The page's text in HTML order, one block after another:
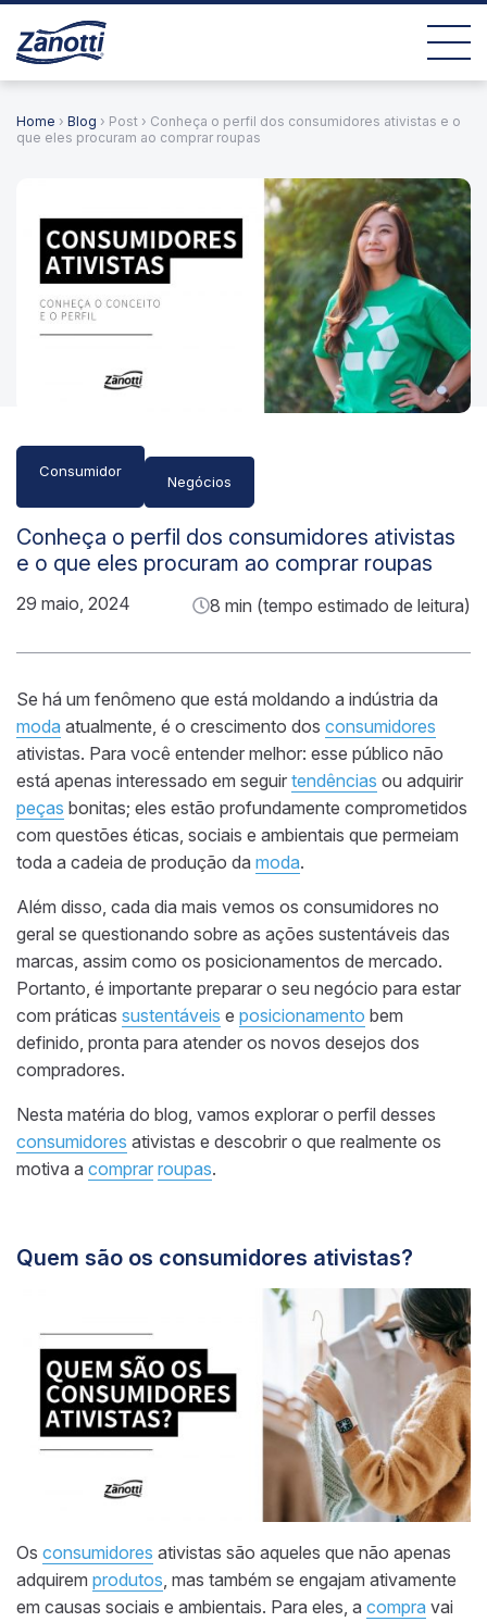
Home › Blog › Post › Conheça o perfil dos consumidores ativistas e o
que eles procuram ao comprar roupas
Consumidor
Negócios
Conheça o perfil dos consumidores ativistas
e o que eles procuram ao comprar roupas
29 maio, 2024 8 min (tempo estimado de leitura)
Se há um fenômeno que está moldando a indústria da
moda atualmente, é o crescimento dos consumidores
ativistas. Para você entender melhor: esse público não
está apenas interessado em seguir tendências ou adquirir
peças bonitas; eles estão profundamente comprometidos
com questões éticas, sociais e ambientais que permeiam
toda a cadeia de produção da moda.
Além disso, cada dia mais vemos os consumidores no
geral se questionando sobre as ações sustentáveis das
marcas, assim como os posicionamentos de mercado.
Portanto, é importante preparar o seu negócio para estar
com práticas sustentáveis e posicionamento bem
definido, pronta para atender os novos desejos dos
compradores.
Nesta matéria do blog, vamos explorar o perfil desses
consumidores ativistas e descobrir o que realmente os
motiva a comprar roupas.
Quem são os consumidores ativistas?
Os consumidores ativistas são aqueles que não apenas
adquirem produtos, mas também se engajam ativamente
em causas sociais e ambientais. Para eles, a compra vai